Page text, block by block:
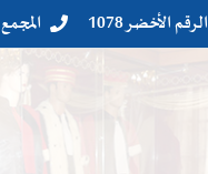
الرقم الأخضر 1078 
 المجمع